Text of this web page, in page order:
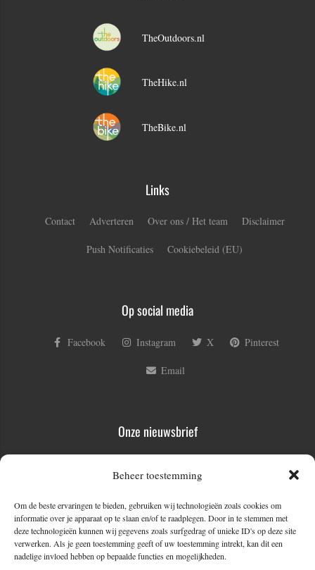
Beheer toestemming
Om de beste ervaringen te bieden, gebruiken wij technologieën zoals cookies om
informatie over je apparaat op te slaan en/of te raadplegen. Door in te stemmen met
deze technologieën kunnen wij gegevens zoals surfgedrag of unieke ID's op deze site
verwerken. Als je geen toestemming geeft of uw toestemming intrekt, kan dit een
nadelige invloed hebben op bepaalde functies en mogelijkheden.
TheOutdoors.nl
TheHike.nl
TheBike.nl
Links
Contact Adverteren Over ons / Het team Disclaimer
Push Notificaties Cookiebeleid (EU)
Op social media
Facebook Instagram X Pinterest
Email
Onze nieuwsbrief
E-mail*